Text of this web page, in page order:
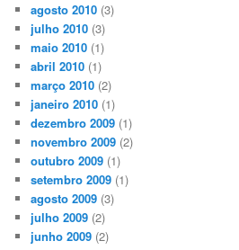
agosto 2010 (3)
julho 2010 (3)
maio 2010 (1)
abril 2010 (1)
março 2010 (2)
janeiro 2010 (1)
dezembro 2009 (1)
novembro 2009 (2)
outubro 2009 (1)
setembro 2009 (1)
agosto 2009 (3)
julho 2009 (2)
junho 2009 (2)